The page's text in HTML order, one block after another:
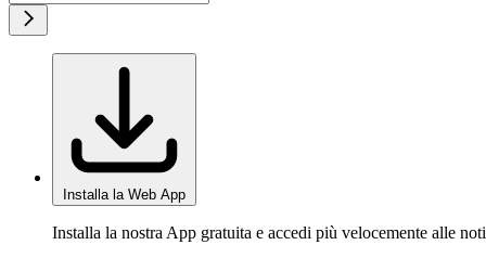
Installa la Web App
Installa la nostra App gratuita e accedi più velocemente alle